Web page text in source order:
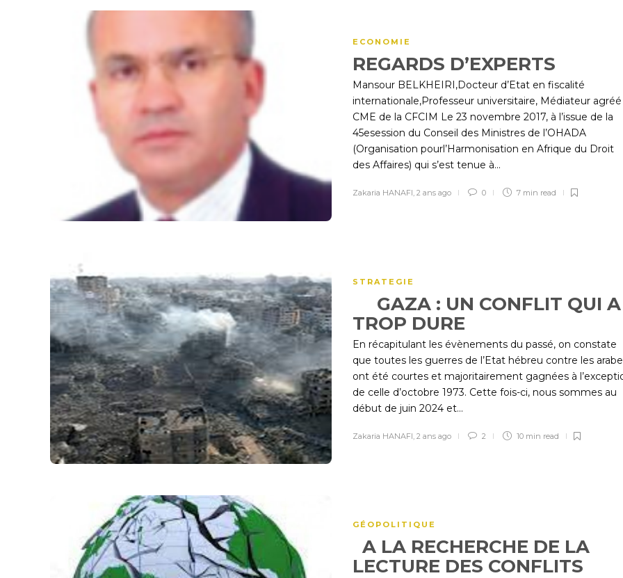
ECONOMIE
REGARDS D’EXPERTS
Mansour BELKHEIRI,Docteur d’Etat en fiscalité
internationale,Professeur universitaire, Médiateur agréé
CME de la CFCIM Le 23 novembre 2017, à l’issue de la
45esession du Conseil des Ministres de l’OHADA
(Organisation pourl’Harmonisation en Afrique du Droit
des Affaires) qui s’est tenue à...
Zakaria HANAFI 2 ans ago 0 7 min read
STRATEGIE
GAZA : UN CONFLIT QUI A
TROP DURE
En récapitulant les évènements du passé, on constate
que toutes les guerres de l’Etat hébreu contre les
ont été courtes et majoritairement gagnées à
de celle d’octobre 1973. Cette fois-ci, nous sommes au
début de juin 2024 et...
Zakaria HANAFI, 2 ans ago 2 10 min read
GÉOPOLITIQUE
A LA RECHERCHE DE LA
LECTURE DES CONFLITS